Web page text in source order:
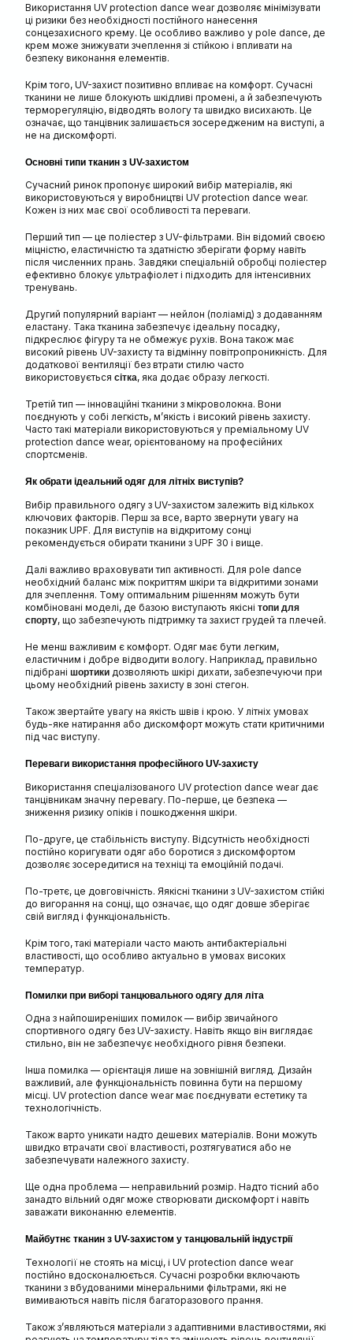
Використання UV protection dance wear дозволяє мінімізувати
ці ризики без необхідності постійного нанесення
сонцезахисного крему. Це особливо важливо у pole dance, де
крем може знижувати зчеплення зі стійкою і впливати на
безпеку виконання елементів.
Крім того, UV-захист позитивно впливає на комфорт. Сучасні
тканини не лише блокують шкідливі промені, а й забезпечують
терморегуляцію, відводять вологу та швидко висихають. Це
означає, що танцівник залишається зосередженим на виступі, а
не на дискомфорті.
Основні типи тканин з UV-захистом
Сучасний ринок пропонує широкий вибір матеріалів, які
використовуються у виробництві UV protection dance wear.
Кожен із них має свої особливості та переваги.
Перший тип — це поліестер з UV-фільтрами. Він відомий своєю
міцністю, еластичністю та здатністю зберігати форму навіть
після численних прань. Завдяки спеціальній обробці поліестер
ефективно блокує ультрафіолет і підходить для інтенсивних
тренувань.
Другий популярний варіант — нейлон (поліамід) з додаванням
еластану. Така тканина забезпечує ідеальну посадку,
підкреслює фігуру та не обмежує рухів. Вона також має
високий рівень UV-захисту та відмінну повітропроникність. Для
додаткової вентиляції без втрати стилю часто
використовується сітка, яка додає образу легкості.
Третій тип — інноваційні тканини з мікроволокна. Вони
поєднують у собі легкість, м’якість і високий рівень захисту.
Часто такі матеріали використовуються у преміальному UV
protection dance wear, орієнтованому на професійних
спортсменів.
Як обрати ідеальний одяг для літніх виступів?
Вибір правильного одягу з UV-захистом залежить від кількох
ключових факторів. Перш за все, варто звернути увагу на
показник UPF. Для виступів на відкритому сонці
рекомендується обирати тканини з UPF 30 і вище.
Далі важливо враховувати тип активності. Для pole dance
необхідний баланс між покриттям шкіри та відкритими зонами
для зчеплення. Тому оптимальним рішенням можуть бути
комбіновані моделі, де базою виступають якісні топи для
спорту, що забезпечують підтримку та захист грудей та плечей.
Не менш важливим є комфорт. Одяг має бути легким,
еластичним і добре відводити вологу. Наприклад, правильно
підібрані шортикидозволяють шкірі дихати, забезпечуючи при
цьому необхідний рівень захисту в зоні стегон.
Також звертайте увагу на якість швів і крою. У літніх умовах
будь-яке натирання або дискомфорт можуть стати критичними
під час виступу.
Переваги використання професійного UV-захисту
Використання спеціалізованого UV protection dance wear дає
танцівникам значну перевагу. По-перше, це безпека —
зниження ризику опіків і пошкодження шкіри.
По-друге, це стабільність виступу. Відсутність необхідності
постійно коригувати одяг або боротися з дискомфортом
дозволяє зосередитися на техніці та емоційній подачі.
По-третє, це довговічність. Яякісні тканини з UV-захистом стійкі
до вигорання на сонці, що означає, що одяг довше зберігає
свій вигляд і функціональність.
Крім того, такі матеріали часто мають антибактеріальні
властивості, що особливо актуально в умовах високих
температур.
Помилки при виборі танцювального одягу для літа
Одна з найпоширеніших помилок — вибір звичайного
спортивного одягу без UV-захисту. Навіть якщо він виглядає
стильно, він не забезпечує необхідного рівня безпеки.
Інша помилка — орієнтація лише на зовнішній вигляд. Дизайн
важливий, але функціональність повинна бути на першому
місці. UV protection dance wear має поєднувати естетику та
технологічність.
Також варто уникати надто дешевих матеріалів. Вони можуть
швидко втрачати свої властивості, розтягуватися або не
забезпечувати належного захисту.
Ще одна проблема — неправильний розмір. Надто тісний або
занадто вільний одяг може створювати дискомфорт і навіть
заважати виконанню елементів.
Майбутнє тканин з UV-захистом у танцювальній індустрії
Технології не стоять на місці, і UV protection dance wear
постійно вдосконалюється. Сучасні розробки включають
тканини з вбудованими мінеральними фільтрами, які не
вимиваються навіть після багаторазового прання.
Також з’являються матеріали з адаптивними властивостями, які